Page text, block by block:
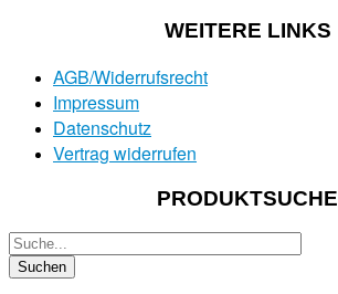
WEITERE LINKS
AGB/Widerrufsrecht
Impressum
Datenschutz
Vertrag widerrufen
PRODUKTSUCHE